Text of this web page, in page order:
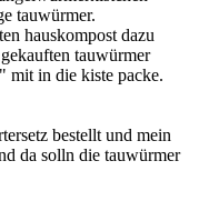
tauwürmer.
hauskompost dazu
tauwürmer
mit in die kiste packe.
bestellt und mein
da solln die tauwürmer